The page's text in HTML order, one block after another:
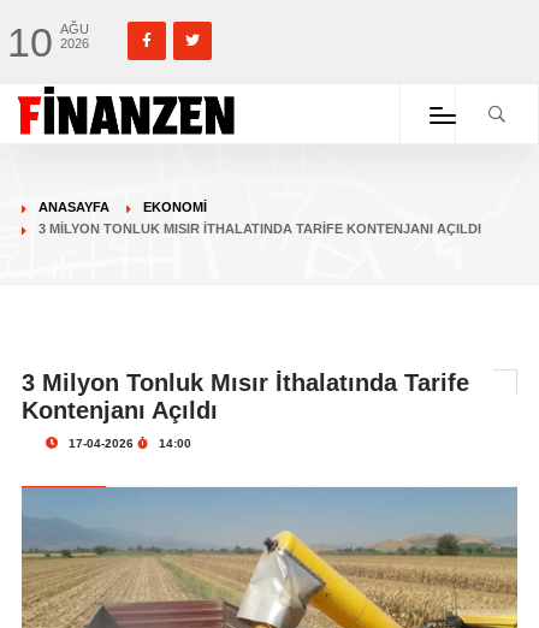
10 AĞU
2026
ANASAYFA
EKONOMI
3 MILYON TONLUK MISIR İTHALATINDA TARIFE KONTENJANI AÇILDI
3 Milyon Tonluk Mısır İthalatında Tarife
Kontenjanı Açıldı
17-04-2026 14:00